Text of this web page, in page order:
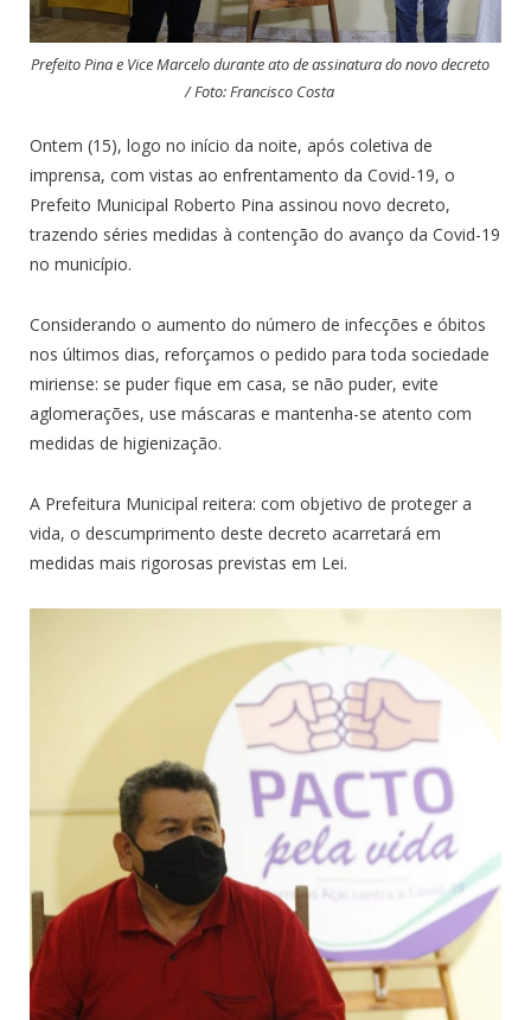
Prefeito Pina e Vice Marcelo durante ato de assinatura do novo decreto
/ Foto: Francisco Costa
Ontem (15), logo no início da noite, após coletiva de
imprensa, com vistas ao enfrentamento da Covid-19, o
Prefeito Municipal Roberto Pina assinou novo decreto,
trazendo séries medidas à contenção do avanço da Covid-19
no município.
Considerando o aumento do número de infecções e óbitos
nos últimos dias, reforçamos o pedido para toda sociedade
miriense: se puder fique em casa, se não puder, evite
aglomerações, use máscaras e mantenha-se atento com
medidas de higienização.
A Prefeitura Municipal reitera: com objetivo de proteger a
vida, o descumprimento deste decreto acarretará em
medidas mais rigorosas previstas em Lei.